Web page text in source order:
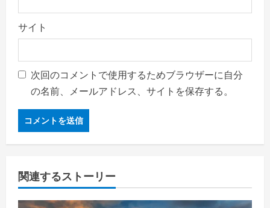
サイト
次回のコメントで使用するためブラウザーに自分
の名前、メールアドレス、サイトを保存する。
関連するストーリー